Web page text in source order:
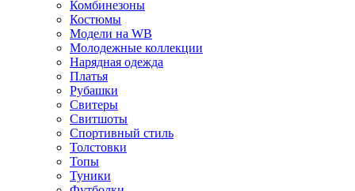
Комбинезоны
Костюмы
Модели на WB
Молодежные коллекции
Нарядная одежда
Платья
Рубашки
Свитеры
Свитшоты
Спортивный стиль
Толстовки
Топы
Туники